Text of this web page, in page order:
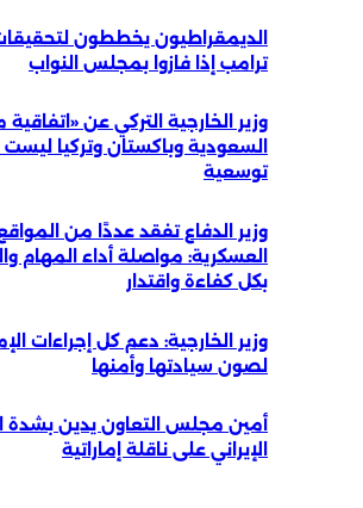
الديمقراطيون يخططون
ترامب إذا فازوا بمجلس النواب
وزير الخارجية التركي عن «اتفاقية
السعودية وباكستان وتركيا ليست
توسعية
وزير الدفاع تفقد عددًا من
العسكرية: مواصلة أداء المهام
بكل كفاءة واقتدار
وزير الخارجية: دعم كل إجراءات
لصون سيادتها وأمنها
أمين مجلس التعاون يدين بشدة
الإيراني على ناقلة إماراتية